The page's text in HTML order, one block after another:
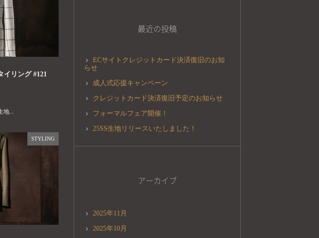
イリング #121
地...
STYLING
最近の投稿
ECサイトクレジットカード決済復旧のお知
らせ
成人式応援キャンペーン
クレジットカード決済復旧予定のお知らせ
フォーマルフェア開催！
25SS生地リリースいたしました！
アーカイブ
2025年11月
2025年10月